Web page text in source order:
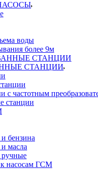
воды
более 9м
СТАНЦИИ
с частотным
станции
бензина
масла
ручные
насосам ГСМ